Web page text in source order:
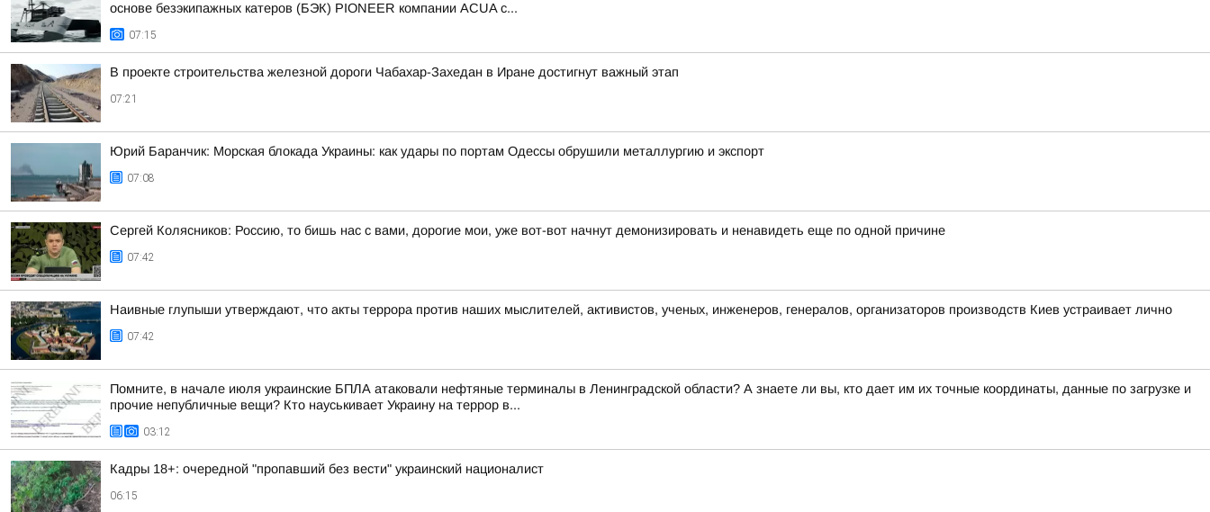
основе безэкипажных катеров (БЭК) PIONEER компании ACUA с...
07:15
В проекте строительства железной дороги Чабахар-Захедан в Иране достигнут важный этап
07:21
Юрий Баранчик: Морская блокада Украины: как удары по портам Одессы обрушили металлургию и экспорт
07:08
Сергей Колясников: Россию, то бишь нас с вами, дорогие мои, уже вот-вот начнут демонизировать и ненавидеть еще по одной причине
07:42
Наивные глупыши утверждают, что акты террора против наших мыслителей, активистов, ученых, инженеров, генералов, организаторов производств Киев устраивает лично
07:42
Помните, в начале июля украинские БПЛА атаковали нефтяные терминалы в Ленинградской области? А знаете ли вы, кто дает им их точные координаты, данные по загрузке и
прочие непубличные вещи? Кто науськивает Украину на террор в...
03:12
Кадры 18+: очередной "пропавший без вести" украинский националист
06:15